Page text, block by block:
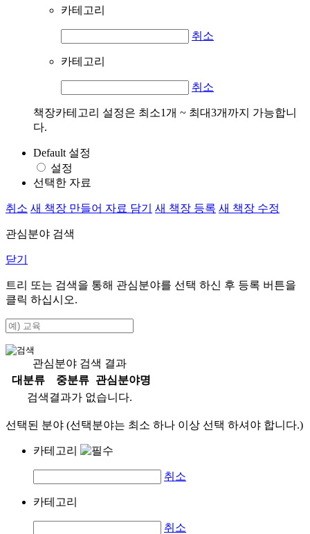
카테고리
취소
카테고리
취소
책장카테고리 설정은 최소1개 ~ 최대3개까지 가능합니
다.
Default 설정
설정
선택한 자료
취소 새 책장 만들어 자료 담기 새 책장 등록 새 책장 수정
관심분야 검색
닫기
트리 또는 검색을 통해 관심분야를 선택 하신 후 등록 버튼을
클릭 하십시오.
관심분야 검색 결과
대분류
중분류
관심분야명
검색결과가 없습니다.
선택된 분야 (선택분야는 최소 하나 이상 선택 하셔야 합니다.)
카테고리
취소
카테고리
취소